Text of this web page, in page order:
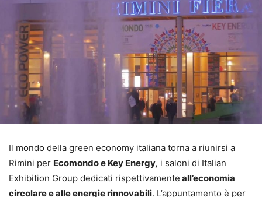
Il mondo della green economy italiana torna a riunirsi a
Rimini per Ecomondo e Key Energy, i saloni di Italian
Exhibition Group dedicati rispettivamente all’economia
circolare e alle energie rinnovabili. L’appuntamento è per